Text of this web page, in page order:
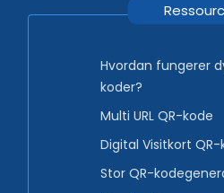
Hvordan fungerer
koder?
Multi URL QR-kode
Digital Visitkort QR-
Stor QR-